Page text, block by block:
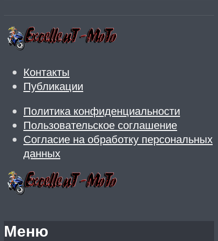
Контакты
Публикации
Политика конфиденциальности
Пользовательское соглашение
Согласие на обработку персональных
данных
Меню